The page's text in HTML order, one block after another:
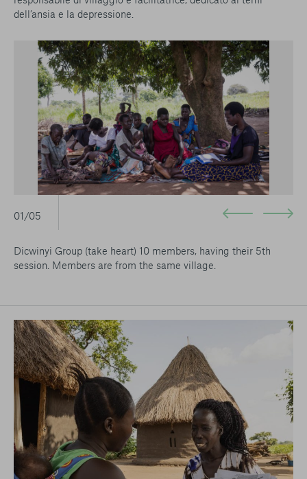
dell’ansia e la depressione.
01/05
Dicwinyi Group (take heart) 10 members, having their 5th
session. Members are from the same village.